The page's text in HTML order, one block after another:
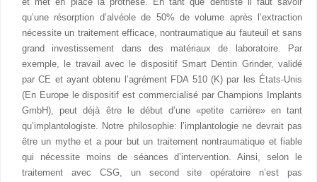
qu’une résorption d’alvéole de 50% de volume après l’extraction
nécessite un traitement efficace, nontraumatique au fauteuil et sans
grand investissement dans des matériaux de laboratoire. Par
exemple, le travail avec le dispositif Smart Dentin Grinder, validé
par CE et ayant obtenu l’agrément FDA 510 (K) par les États-Unis
(En Europe le dispositif est commercialisé par Champions Implants
GmbH), peut déjà être le début d’une «petite carrière» en tant
qu’implantologiste. Notre philosophie: l’implantologie ne devrait pas
être un mythe et a pour but un traitement nontraumatique et fiable
qui nécessite moins de séances d’intervention. Ainsi, selon le
traitement avec CSG, un second site opératoire n’est pas